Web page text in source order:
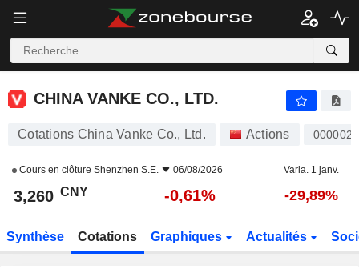
CHINA VANKE CO., LTD. 3,260
CHINA VANKE CO., LTD.
Cotations China Vanke Co., Ltd. Actions 000002
Cours en clôture Shenzhen S.E. 06/08/2026 Varia. 1 janv.
3,260 CNY -0,61% -29,89%
Synthèse Cotations Graphiques Actualités